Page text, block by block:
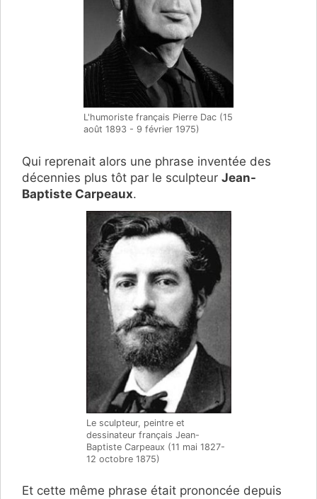
L'humoriste français Pierre Dac (15
août 1893 - 9 février 1975)
Qui reprenait alors une phrase inventée des
décennies plus tôt par le sculpteur Jean-
Baptiste Carpeaux.
Le sculpteur, peintre et
dessinateur français Jean-
Baptiste Carpeaux (11 mai 1827-
12 octobre 1875)
Et cette même phrase était prononcée depuis